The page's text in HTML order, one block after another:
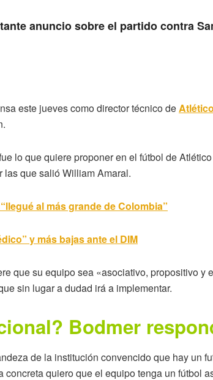
anuncio sobre el partido contra
este jueves como director técnico de
lo que quiere proponer en el fútbol de
las que salió William Amaral.
al más grande de Colombia”
y más bajas ante el DIM
que su equipo sea «asociativo, propositivo y
sin lugar a dudad irá a implementar.
Bodmer
de la institución convencido que hay un
quiero que el equipo tenga un fútbol